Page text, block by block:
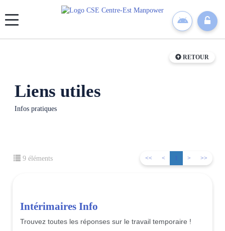
Liens utiles
Infos pratiques
RETOUR
9 éléments << < > >>
Intérimaires Info
Trouvez toutes les réponses sur le travail temporaire !
Panneau de gestion des cookies